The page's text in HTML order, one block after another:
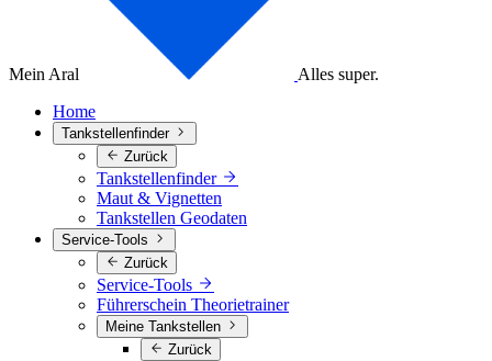
Mein Aral
Alles super.
Home
Tankstellenfinder
Zurück
Tankstellenfinder
Maut & Vignetten
Tankstellen Geodaten
Service-Tools
Zurück
Service-Tools
Führerschein Theorietrainer
Meine Tankstellen
Zurück